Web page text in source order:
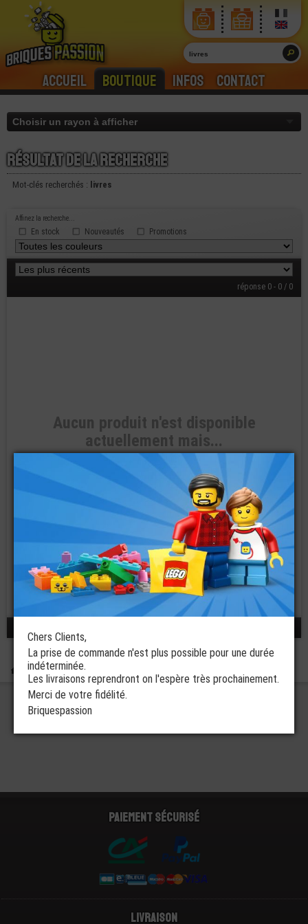
Accueil Boutique Infos Contact
Résultat de la recherche
Mot-clés recherchés : livres
Affinez la recherche...
En stock Nouveautés Promotions
réponse 0 - 0 / 0
Aucun produit n'est disponible
actuellement mais...
Je veux une référence LEGO® non disponible
Boutique Rechercher
Paiement sécurisé
Livraison
Chers Clients,
La prise de commande n'est plus possible pour une durée
indéterminée.
Les livraisons reprendront on l'espère très prochainement.
Merci de votre fidélité.
Briquespassion